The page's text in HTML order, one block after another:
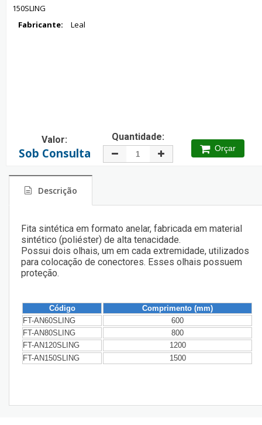
150SLING
Fabricante:
Leal
Valor:
Sob Consulta
Quantidade:
Orçar
Descrição
Fita sintética em formato anelar, fabricada em material
sintético (poliéster) de alta tenacidade.
Possui dois olhais, um em cada extremidade, utilizados
para colocação de conectores. Esses olhais possuem
proteção.
Código
Comprimento (mm)
FT-AN60SLING
600
FT-AN80SLING
800
FT-AN120SLING
1200
FT-AN150SLING
1500